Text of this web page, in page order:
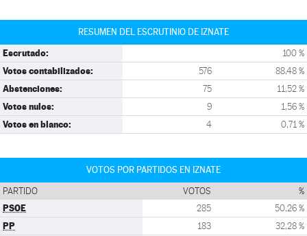
RESUMEN DEL ESCRUTINIO DE IZNATE
Escrutado: 100 %
Votos contabilizados: 576 88,48 %
Abstenciones: 75 11,52 %
Votos nulos: 9 1,56 %
Votos en blanco: 4 0,71 %
VOTOS POR PARTIDOS EN IZNATE
PARTIDO VOTOS %
PSOE 285 50,26 %
PP 183 32,28 %